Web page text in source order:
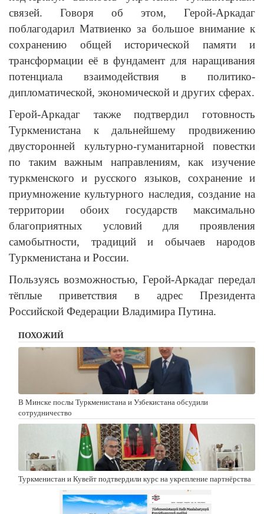
связей. Говоря об этом, Герой-Аркадаг
поблагодарил Матвиенко за большое внимание к
сохранению общей исторической памяти и
трансформации её в фундамент для наращивания
потенциала взаимодействия в политико-
дипломатической, экономической и других сферах.
Герой-Аркадаг также подтвердил готовность
Туркменистана к дальнейшему продвижению
двусторонней культурно-гуманитарной повестки
по таким важным направлениям, как изучение
туркменского и русского языков, сохранение и
приумножение культурного наследия, создание на
территории обоих государств максимально
благоприятных условий для проявления
самобытности, традиций и обычаев народов
Туркменистана и России.
Пользуясь возможностью, Герой-Аркадаг передал
тёплые приветствия в адрес Президента
Российской Федерации Владимира Путина.
ПОХОЖИЙ
В Минске послы Туркменистана и Узбекистана обсудили
сотрудничество
Туркменистан и Кувейт подтвердили курс на укрепление партнёрства